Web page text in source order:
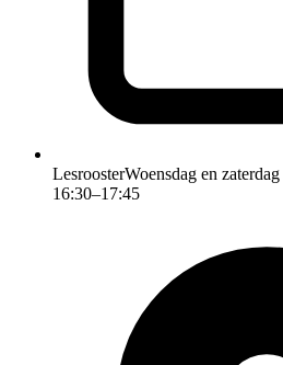
LesroosterWoensdag en
16:30–17:45